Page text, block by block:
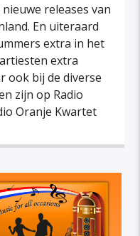
releases van
En uiteraard
extra in het
extra
ook bij de diverse
zijn op Radio
Oranje Kwartet